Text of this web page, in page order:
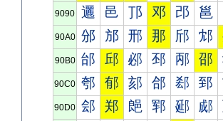
9090 邐 邑 邒 邓 邔 邕
90A0 邠 邡 邢 那 邤 邥
90B0 邰 邱 邲 邳 邴 邵
90C0 郀 郁 郂 郃 郄 郅
90D0 郐 郑 郒 郓 郔 郕